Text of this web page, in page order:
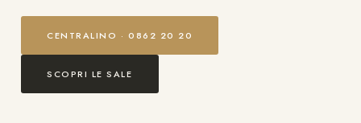
CENTRALINO · 0862 20 20
SCOPRI LE SALE